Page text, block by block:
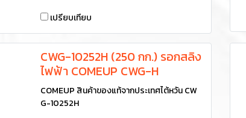
เปรียบเทียบ
CWG-10252H (250 กก.) รอกสลิง
ไฟฟ้า COMEUP CWG-H
COMEUP สินค้าของแท้จากประเทศไต้หวัน CW
G-10252H